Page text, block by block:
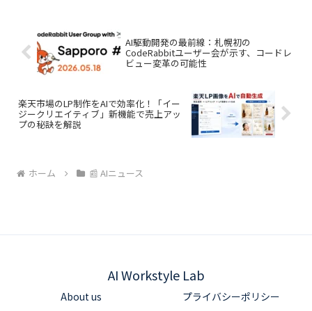
産性向上を目指します。
AI駆動開発の最前線：札幌初の
CodeRabbitユーザー会が示す、コードレ
ビュー変革の可能性
楽天市場のLP制作をAIで効率化！「イー
ジークリエイティブ」新機能で売上アッ
プの秘訣を解説
ホーム 📰 AIニュース
AI Workstyle Lab
About us
プライバシーポリシー